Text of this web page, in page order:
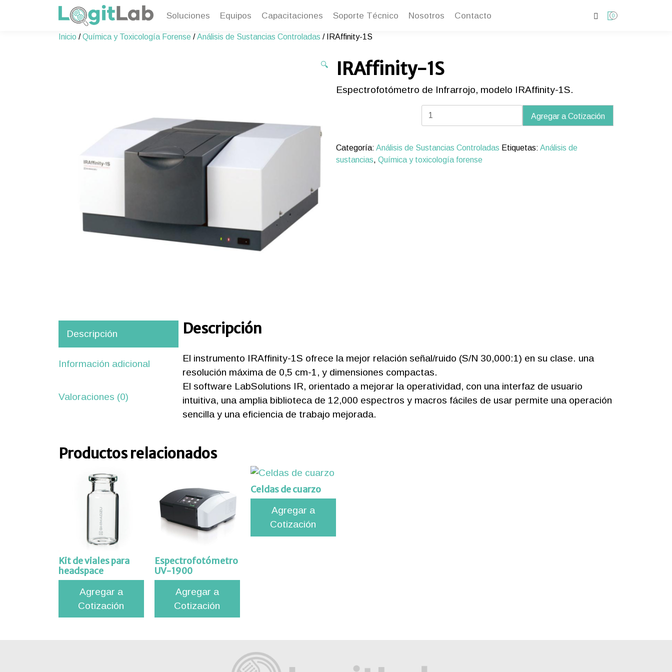
Soluciones Equipos Capacitaciones Soporte Técnico Nosotros Contacto 0
Inicio /Química y Toxicología Forense /Análisis de Sustancias Controladas / IRAffinity-1S
🔍 IRAffinity-1S
Espectrofotómetro de Infrarrojo, modelo IRAffinity-1S.
IRAffinity-
Agregar a Cotización
Categoría: Análisis de Sustancias Controladas Etiquetas: Análisis de
sustancias, Química y toxicología forense
Descripción
Información adicional
Valoraciones (0)
Descripción
El instrumento IRAffinity-1S ofrece la mejor relación señal/ruido (S/N 30,000:1) en su clase. una
resolución máxima de 0,5 cm-1, y dimensiones compactas.
El software LabSolutions IR, orientado a mejorar la operatividad, con una interfaz de usuario
intuitiva, una amplia biblioteca de 12,000 espectros y macros fáciles de usar permite una operación
sencilla y una eficiencia de trabajo mejorada.
Productos relacionados
Kit de viales para
headspace
Agregar a
Cotización
Espectrofotómetro
UV-1900
Agregar a
Cotización
Celdas de cuarzo
Agregar a
Cotización